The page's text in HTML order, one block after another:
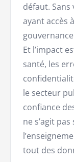
défaut.
ayant accès
Et l’impact
santé, les
le secteur
confiance
ne s’agit
tout des